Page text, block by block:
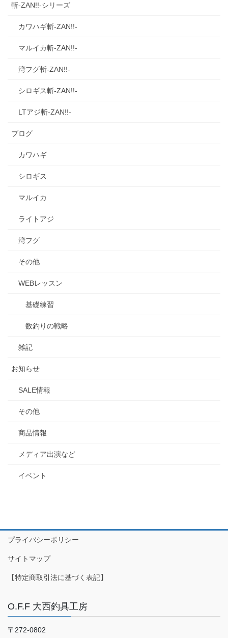
斬‐ZAN!!‐シリーズ
カワハギ斬‐ZAN!!‐
マルイカ斬‐ZAN!!‐
湾フグ斬‐ZAN!!‐
シロギス斬‐ZAN!!‐
LTアジ斬‐ZAN!!‐
ブログ
カワハギ
シロギス
マルイカ
ライトアジ
湾フグ
その他
WEBレッスン
基礎練習
数釣りの戦略
雑記
お知らせ
SALE情報
その他
商品情報
メディア出演など
イベント
プライバシーポリシー
サイトマップ
【特定商取引法に基づく表記】
O.F.F 大西釣具工房
〒272-0802